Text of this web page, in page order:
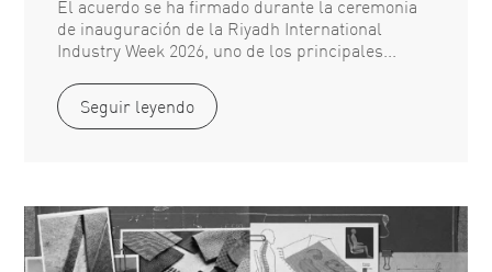
El acuerdo se ha firmado durante la ceremonia
de inauguración de la Riyadh International
Industry Week 2026, uno de los principales...
Seguir leyendo